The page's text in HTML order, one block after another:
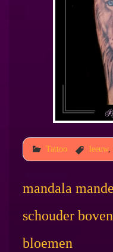
Tattoo leeuw,
mandala
schouder
bloemen